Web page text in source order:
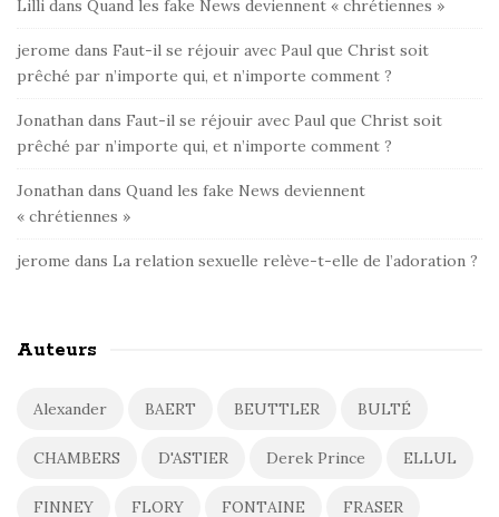
Lilli dans Quand les fake News deviennent « chrétiennes »
jerome dans Faut-il se réjouir avec Paul que Christ soit
prêché par n’importe qui, et n’importe comment ?
Jonathan dans Faut-il se réjouir avec Paul que Christ soit
prêché par n’importe qui, et n’importe comment ?
Jonathan dans Quand les fake News deviennent
« chrétiennes »
jerome dans La relation sexuelle relève-t-elle de l’adoration ?
Auteurs
Alexander BAERT BEUTTLER BULTÉ
CHAMBERS D'ASTIER Derek Prince ELLUL
FINNEY FLORY FONTAINE FRASER